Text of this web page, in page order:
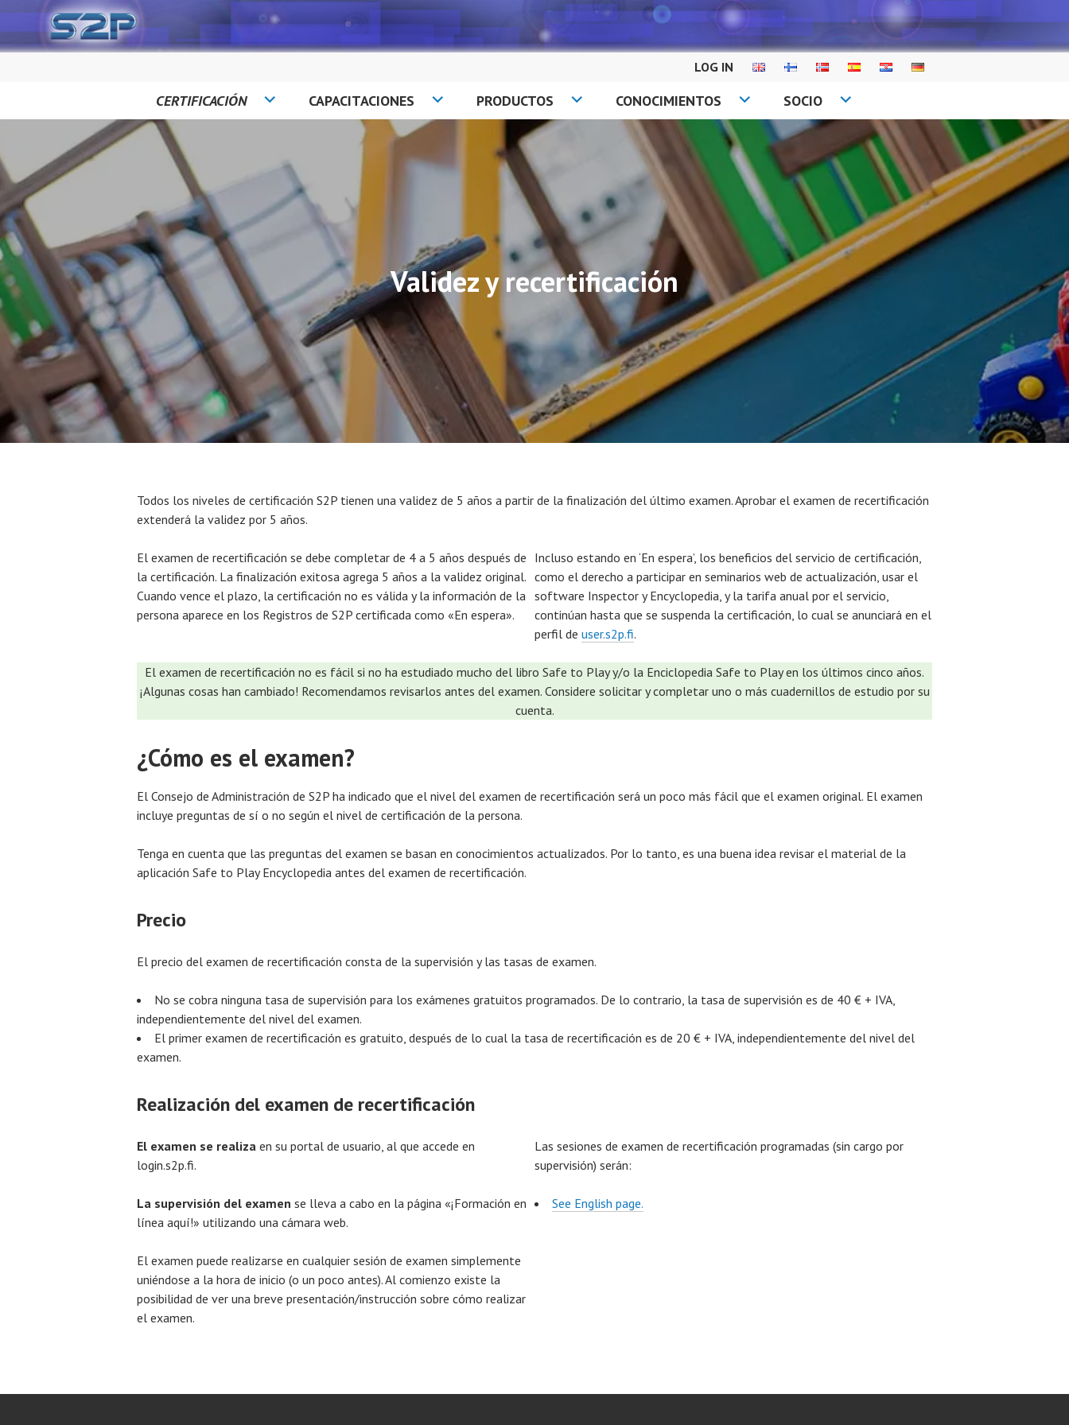
Saltar
al
contenido
LOG IN
CERTIFICACIÓN CAPACITACIONES PRODUCTOS CONOCIMIENTOS SOCIO
Validez y recertificación
Todos los niveles de certificación S2P tienen una validez de 5 años a partir de la finalización del último examen. Aprobar el examen de recertificación
extenderá la validez por 5 años.
El examen de recertificación se debe completar de 4 a 5 años después de
la certificación. La finalización exitosa agrega 5 años a la validez original.
Cuando vence el plazo, la certificación no es válida y la información de la
persona aparece en los Registros de S2P certificada como «En espera».
Incluso estando en ‘En espera’, los beneficios del servicio de certificación,
como el derecho a participar en seminarios web de actualización, usar el
software Inspector y Encyclopedia, y la tarifa anual por el servicio,
continúan hasta que se suspenda la certificación, lo cual se anunciará en el
perfil de user.s2p.fi.
El examen de recertificación no es fácil si no ha estudiado mucho del libro Safe to Play y/o la Enciclopedia Safe to Play en los últimos cinco años.
¡Algunas cosas han cambiado! Recomendamos revisarlos antes del examen. Considere solicitar y completar uno o más cuadernillos de estudio por su
cuenta.
¿Cómo es el examen?
El Consejo de Administración de S2P ha indicado que el nivel del examen de recertificación será un poco más fácil que el examen original. El examen
incluye preguntas de sí o no según el nivel de certificación de la persona.
Tenga en cuenta que las preguntas del examen se basan en conocimientos actualizados. Por lo tanto, es una buena idea revisar el material de la
aplicación Safe to Play Encyclopedia antes del examen de recertificación.
Precio
El precio del examen de recertificación consta de la supervisión y las tasas de examen.
No se cobra ninguna tasa de supervisión para los exámenes gratuitos programados. De lo contrario, la tasa de supervisión es de 40 € + IVA,
independientemente del nivel del examen.
El primer examen de recertificación es gratuito, después de lo cual la tasa de recertificación es de 20 € + IVA, independientemente del nivel del
examen.
Realización del examen de recertificación
El examen se realiza en su portal de usuario, al que accede en
login.s2p.fi.
La supervisión del examen se lleva a cabo en la página «¡Formación en
línea aquí!» utilizando una cámara web.
El examen puede realizarse en cualquier sesión de examen simplemente
uniéndose a la hora de inicio (o un poco antes). Al comienzo existe la
posibilidad de ver una breve presentación/instrucción sobre cómo realizar
el examen.
Las sesiones de examen de recertificación programadas (sin cargo por
supervisión) serán:
See English page.